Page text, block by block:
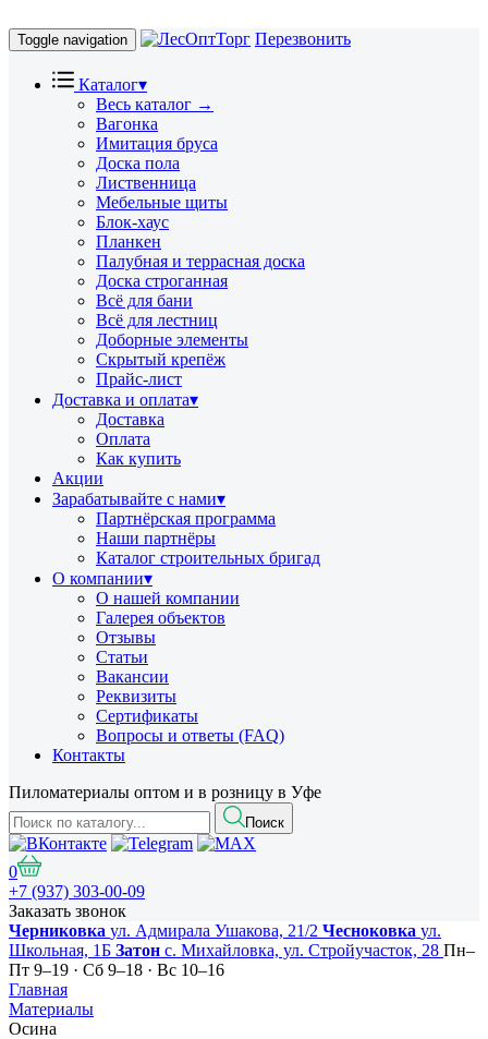
Toggle navigation Перезвонить
Каталог▾
Весь каталог →
Вагонка
Имитация бруса
Доска пола
Лиственница
Мебельные щиты
Блок-хаус
Планкен
Палубная и террасная доска
Доска строганная
Всё для бани
Всё для лестниц
Доборные элементы
Скрытый крепёж
Прайс-лист
Доставка и оплата▾
Доставка
Оплата
Как купить
Акции
Зарабатывайте с нами▾
Партнёрская программа
Наши партнёры
Каталог строительных бригад
О компании▾
О нашей компании
Галерея объектов
Отзывы
Статьи
Вакансии
Реквизиты
Сертификаты
Вопросы и ответы (FAQ)
Контакты
Пиломатериалы оптом и в розницу в Уфе
Поиск
0
+7 (937) 303-00-09
Заказать звонок
Черниковка ул. Адмирала Ушакова, 21/2 Чесноковка ул.
Школьная, 1Б Затон с. Михайловка, ул. Стройучасток, 28 Пн–
Пт 9–19 · Сб 9–18 · Вс 10–16
Главная
Материалы
Осина